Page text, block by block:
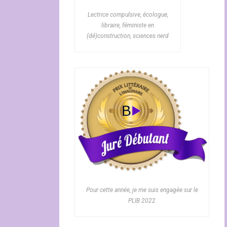
Lectrice compulsive, écologue,
libraire, féministe en
(dé)construction, sciences nerd
Pour cette année, je me suis engagée sur le
PLIB 2022